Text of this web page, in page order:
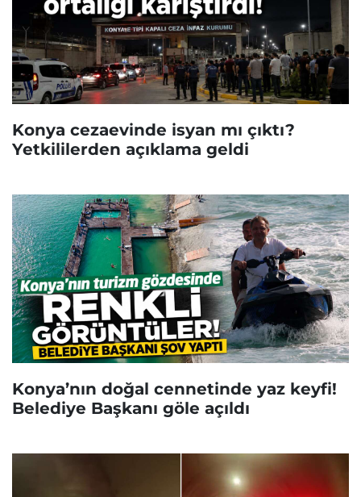
Konya cezaevinde isyan mı çıktı?
Yetkililerden açıklama geldi
Konya’nın doğal cennetinde yaz keyfi!
Belediye Başkanı göle açıldı